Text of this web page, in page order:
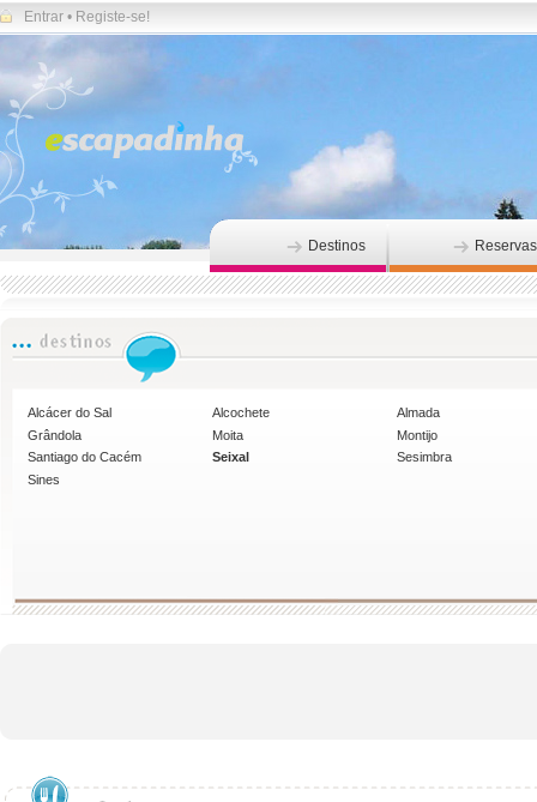
Entrar • Registe-se!
Destinos Reservas
Alcácer do Sal Alcochete
Almada
Grândola
Moita
Montijo
Santiago do Cacém
Seixal
Sesimbra
Sines